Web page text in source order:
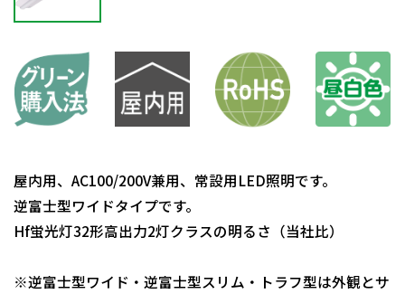
屋内用、AC100/200V兼用、常設用LED照明です。
逆富士型ワイドタイプです。
Hf蛍光灯32形高出力2灯クラスの明るさ（当社比）
※逆富士型ワイド・逆富士型スリム・トラフ型は外観とサ